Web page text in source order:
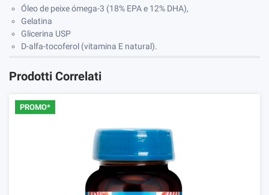
Óleo de peixe ómega-3 (18% EPA e 12% DHA),
Gelatina
Glicerina USP
D-alfa-tocoferol (vitamina E natural).
Prodotti Correlati
PROMO*